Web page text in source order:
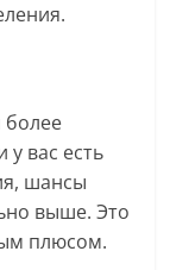
более
вас есть
шансы
выше. Это
плюсом.